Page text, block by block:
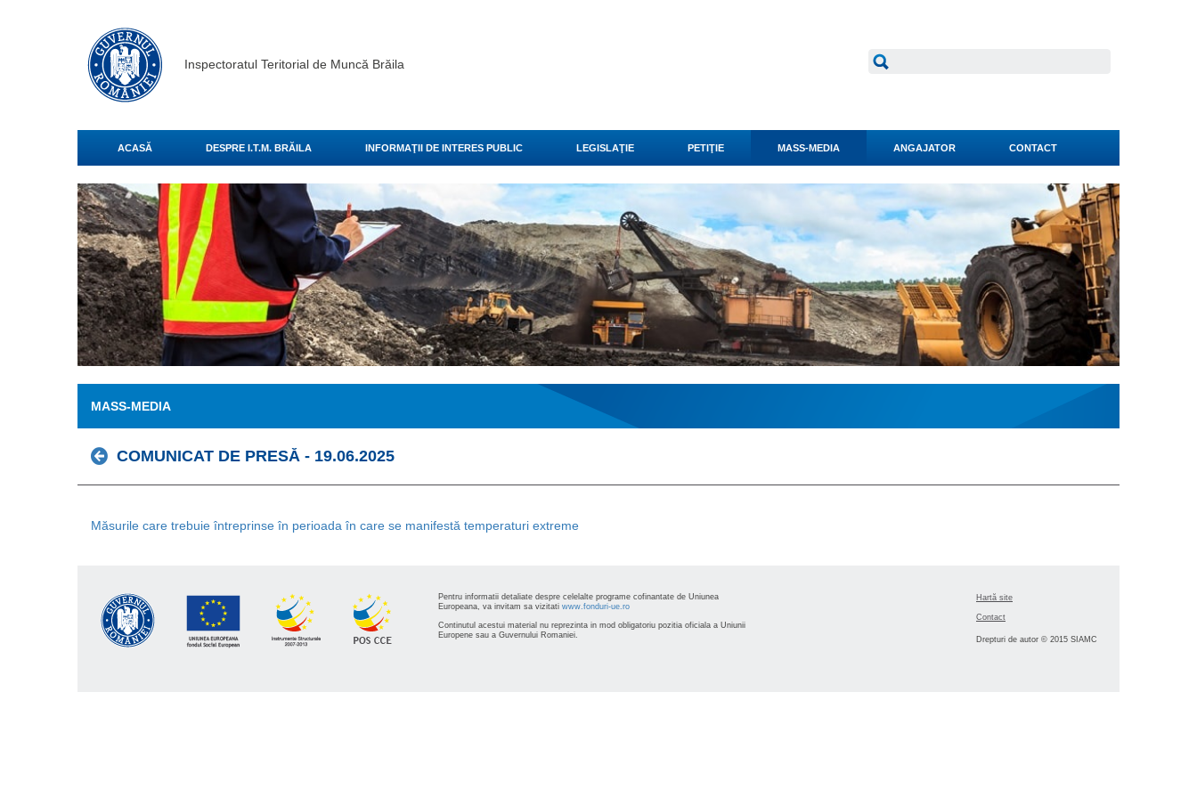
Inspectoratul Teritorial de Muncă Brăila
ACASĂ DESPRE I.T.M. BRĂILA INFORMAŢII DE INTERES PUBLIC LEGISLAŢIE PETIŢIE MASS-MEDIA ANGAJATOR CONTACT
MASS-MEDIA
COMUNICAT DE PRESĂ - 19.06.2025
Măsurile care trebuie întreprinse în perioada în care se manifestă temperaturi extreme
Pentru informatii detaliate despre celelalte programe cofinantate de Uniunea
Europeana, va invitam sa vizitati www.fonduri-ue.ro
Continutul acestui material nu reprezinta in mod obligatoriu pozitia oficiala a Uniunii
Europene sau a Guvernului Romaniei.
Hartă site
Contact
Drepturi de autor © 2015 SIAMC